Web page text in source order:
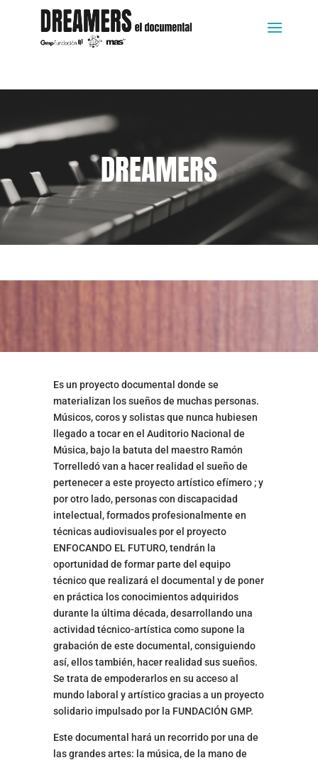
DREAMERS
Es un proyecto documental donde se
materializan los sueños de muchas personas.
Músicos, coros y solistas que nunca hubiesen
llegado a tocar en el Auditorio Nacional de
Música, bajo la batuta del maestro Ramón
Torrelledó van a hacer realidad el sueño de
pertenecer a este proyecto artístico efímero ; y
por otro lado, personas con discapacidad
intelectual, formados profesionalmente en
técnicas audiovisuales por el proyecto
ENFOCANDO EL FUTURO, tendrán la
oportunidad de formar parte del equipo
técnico que realizará el documental y de poner
en práctica los conocimientos adquiridos
durante la última década, desarrollando una
actividad técnico-artística como supone la
grabación de este documental, consiguiendo
así, ellos también, hacer realidad sus sueños.
Se trata de empoderarlos en su acceso al
mundo laboral y artístico gracias a un proyecto
solidario impulsado por la FUNDACIÓN GMP.
Este documental hará un recorrido por una de
las grandes artes: la música, de la mano de